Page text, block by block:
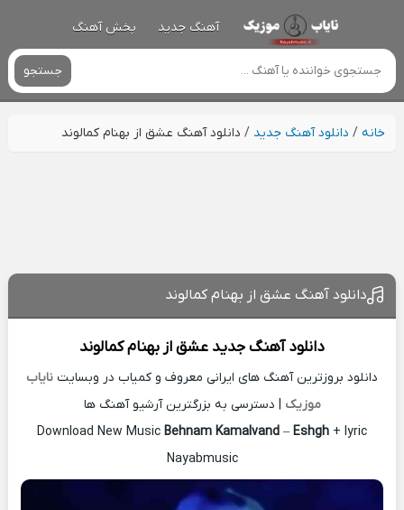
آهنگ جدید پخش آهنگ
جستجو
خانه/ دانلود آهنگ جدید / دانلود آهنگ عشق از بهنام کمالوند
دانلود آهنگ عشق از بهنام کمالوند
دانلود آهنگ جدید عشق ازبهنام کمالوند
دانلود بروزترین آهنگ های ایرانی معروف و کمیاب در وبسایت نایاب
موزیک | دسترسی به بزرگترین آرشیو آهنگ ها
Download New Music Behnam Kamalvand – Eshgh + lyric
Nayabmusic